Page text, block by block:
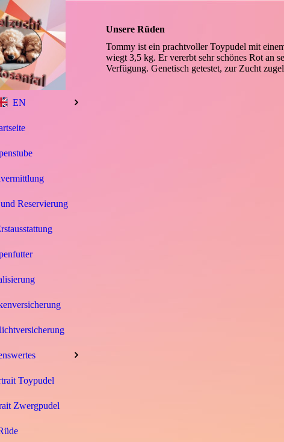
EN
Reservierung
Toypudel
Zwergpudel
Unsere Rüden
Tommy ist ein prachtvoller Toypudel mit
wiegt 3,5 kg. Er vererbt sehr schönes Rot an
Verfügung. Genetisch getestet, zur Zucht